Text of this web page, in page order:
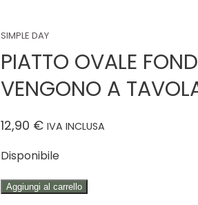
SIMPLE DAY
PIATTO OVALE
VENGONO A
12,90 € IVA INCLUSA
Disponibile
PIATTO
Aggiungi al carrello